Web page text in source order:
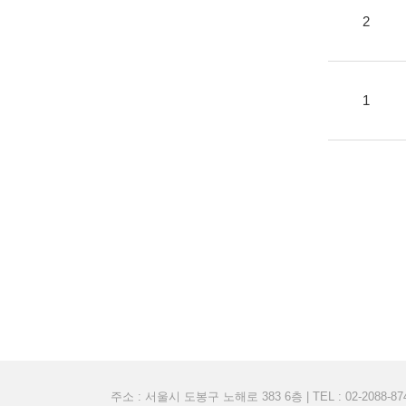
2
1
주소 : 서울시 도봉구 노해로 383 6층 | TEL : 02-2088-